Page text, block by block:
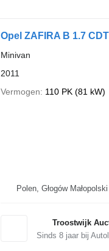
Opel ZAFIRA B 1.7 CDTI
Minivan
2011
Vermogen
110 PK (81 kW)
Polen, Głogów Małopolski
Troostwijk
Sinds 8jaar bij